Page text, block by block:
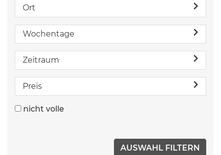
Ort
Wochentage
Zeitraum
Preis
nicht volle